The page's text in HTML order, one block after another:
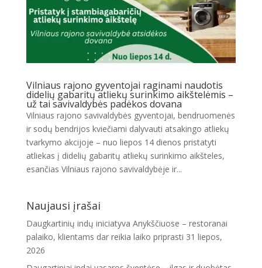
Vilniaus rajono gyventojai raginami naudotis
didelių gabaritų atliekų surinkimo aikštelėmis –
už tai savivaldybės padėkos dovana
Vilniaus rajono savivaldybės gyventojai, bendruomenės
ir sodų bendrijos kviečiami dalyvauti atsakingo atliekų
tvarkymo akcijoje – nuo liepos 14 dienos pristatyti
atliekas į didelių gabaritų atliekų surinkimo aikšteles,
esančias Vilniaus rajono savivaldybėje ir...
Naujausi įrašai
Daugkartinių indų iniciatyva Anykščiuose – restoranai
palaiko, klientams dar reikia laiko priprasti 31 liepos,
2026